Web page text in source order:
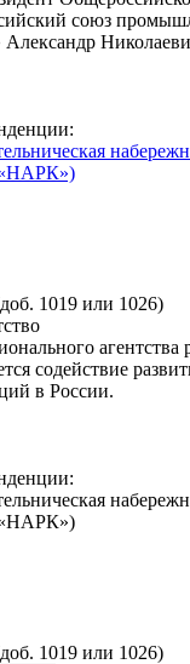
союз
Александр
1019 или 1026)
агентства
содействие
в России.
1019 или 1026)